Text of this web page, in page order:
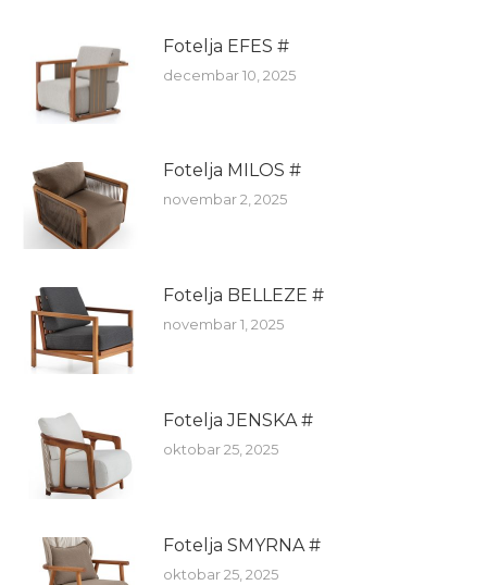
Fotelja EFES #
decembar 10, 2025
Fotelja MILOS #
novembar 2, 2025
Fotelja BELLEZE #
novembar 1, 2025
Fotelja JENSKA #
oktobar 25, 2025
Fotelja SMYRNA #
oktobar 25, 2025